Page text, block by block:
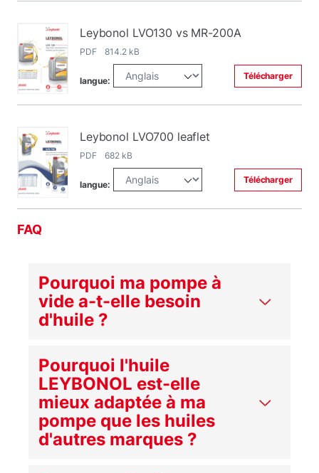
Leybonol LVO130 vs MR-200A
PDF 814.2 kB
langue: Télécharger
Leybonol LVO700 leaflet
PDF 682 kB
langue: Télécharger
FAQ
Pourquoi ma pompe à
vide a-t-elle besoin
d'huile ?
Pourquoi l'huile
LEYBONOL est-elle
mieux adaptée à ma
pompe que les huiles
d'autres marques ?